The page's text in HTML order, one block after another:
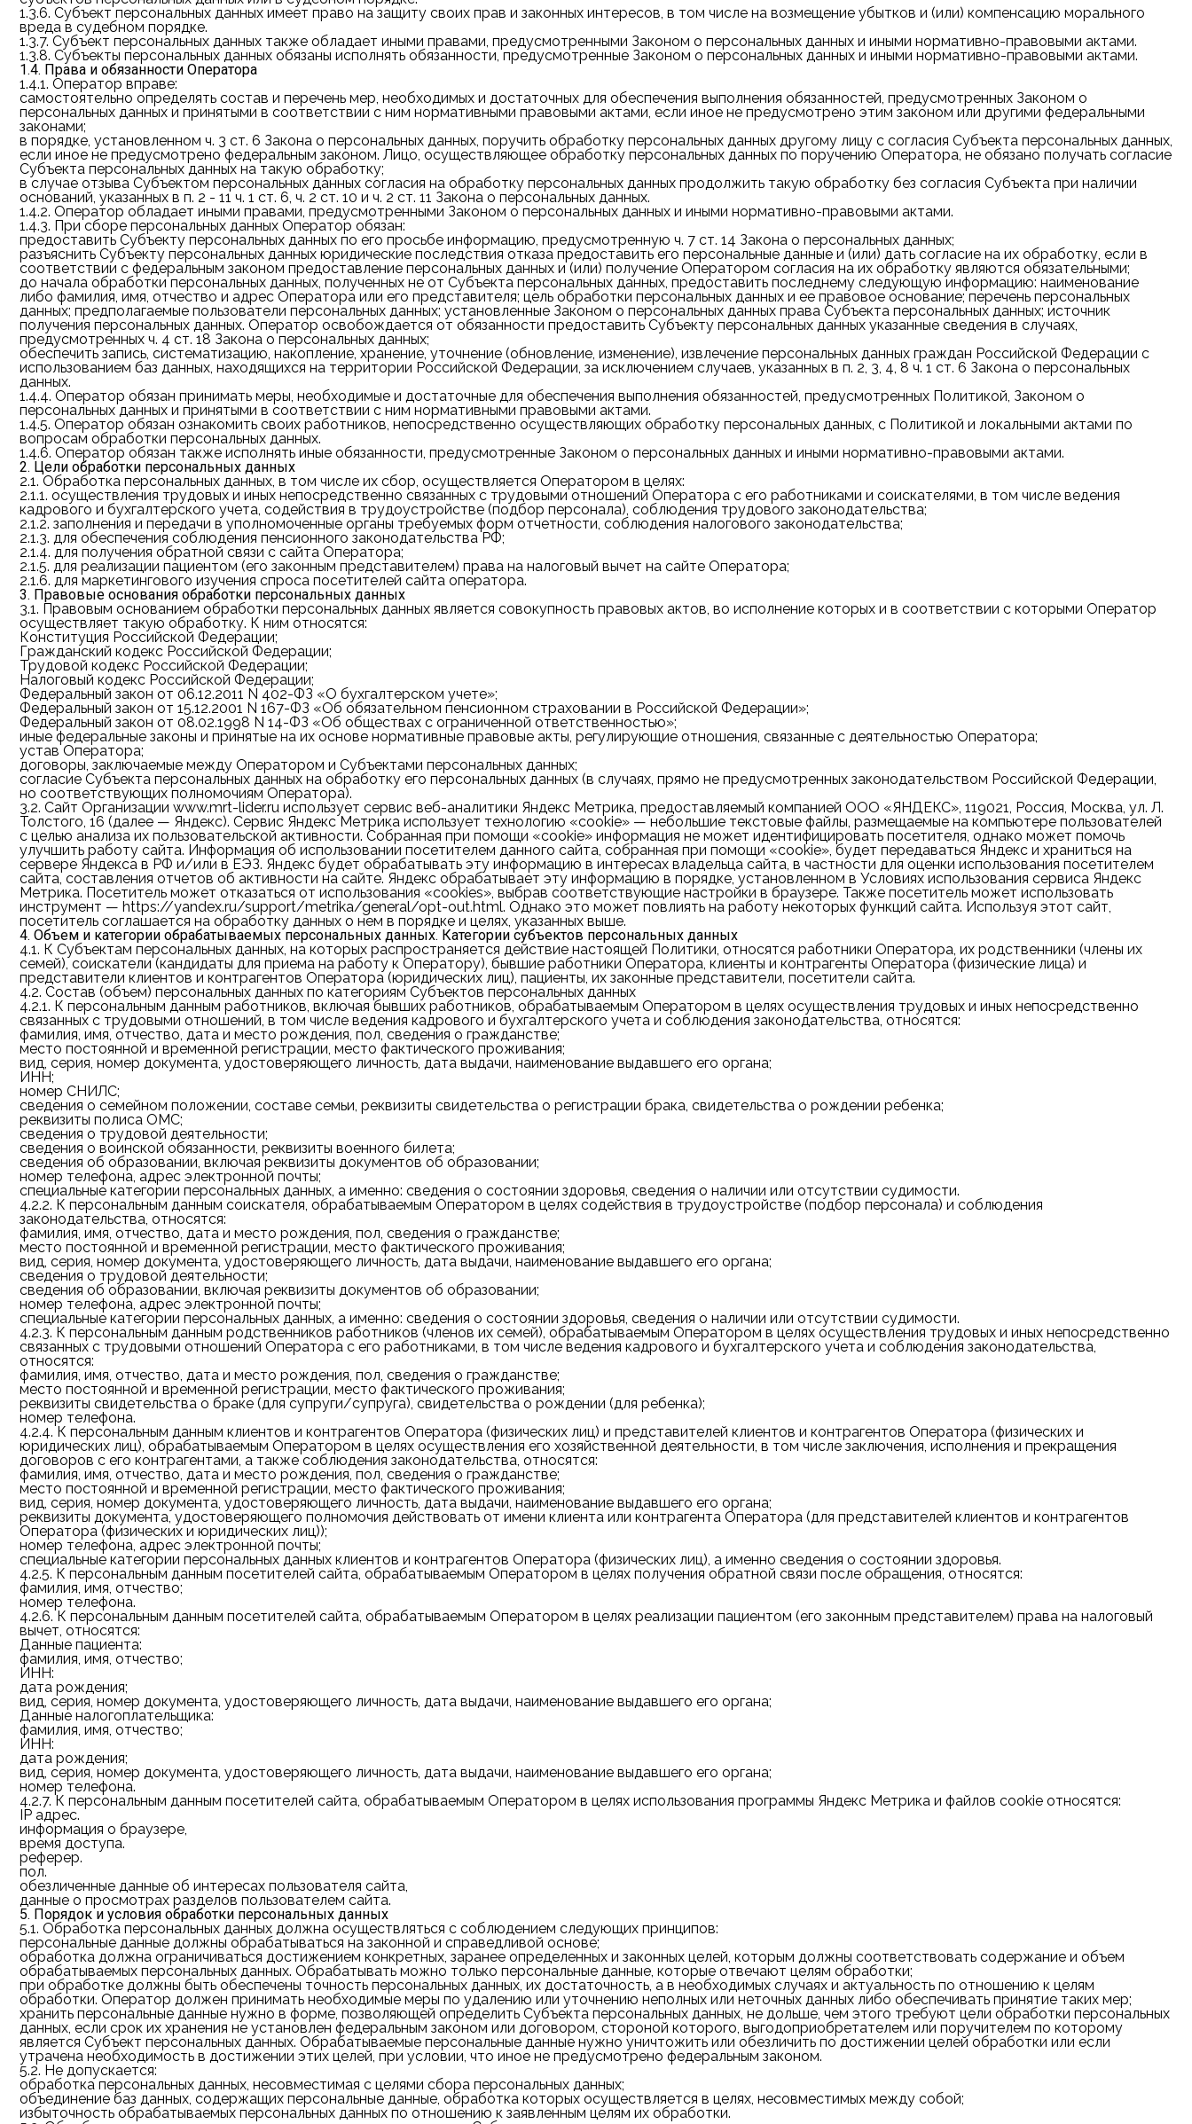
1.3.6. Субъект персональных данных имеет право на защиту своих прав и законных интересов, в том числе на возмещение убытков и (или) компенсацию морального
вреда в судебном порядке.
1.3.7. Субъект персональных данных также обладает иными правами, предусмотренными Законом о персональных данных и иными нормативно-правовыми актами.
1.3.8. Субъекты персональных данных обязаны исполнять обязанности, предусмотренные Законом о персональных данных и иными нормативно-правовыми актами.
1.4. Права и обязанности Оператора
1.4.1. Оператор вправе:
самостоятельно определять состав и перечень мер, необходимых и достаточных для обеспечения выполнения обязанностей, предусмотренных Законом о
персональных данных и принятыми в соответствии с ним нормативными правовыми актами, если иное не предусмотрено этим законом или другими федеральными
законами;
в порядке, установленном ч. 3 ст. 6 Закона о персональных данных, поручить обработку персональных данных другому лицу с согласия Субъекта персональных данных,
если иное не предусмотрено федеральным законом. Лицо, осуществляющее обработку персональных данных по поручению Оператора, не обязано получать согласие
Субъекта персональных данных на такую обработку;
в случае отзыва Субъектом персональных данных согласия на обработку персональных данных продолжить такую обработку без согласия Субъекта при наличии
оснований, указанных в п. 2 - 11 ч. 1 ст. 6, ч. 2 ст. 10 и ч. 2 ст. 11 Закона о персональных данных.
1.4.2. Оператор обладает иными правами, предусмотренными Законом о персональных данных и иными нормативно-правовыми актами.
1.4.3. При сборе персональных данных Оператор обязан:
предоставить Субъекту персональных данных по его просьбе информацию, предусмотренную ч. 7 ст. 14 Закона о персональных данных;
разъяснить Субъекту персональных данных юридические последствия отказа предоставить его персональные данные и (или) дать согласие на их обработку, если в
соответствии с федеральным законом предоставление персональных данных и (или) получение Оператором согласия на их обработку являются обязательными;
до начала обработки персональных данных, полученных не от Субъекта персональных данных, предоставить последнему следующую информацию: наименование
либо фамилия, имя, отчество и адрес Оператора или его представителя; цель обработки персональных данных и ее правовое основание; перечень персональных
данных; предполагаемые пользователи персональных данных; установленные Законом о персональных данных права Субъекта персональных данных; источник
получения персональных данных. Оператор освобождается от обязанности предоставить Субъекту персональных данных указанные сведения в случаях,
предусмотренных ч. 4 ст. 18 Закона о персональных данных;
обеспечить запись, систематизацию, накопление, хранение, уточнение (обновление, изменение), извлечение персональных данных граждан Российской Федерации с
использованием баз данных, находящихся на территории Российской Федерации, за исключением случаев, указанных в п. 2, 3, 4, 8 ч. 1 ст. 6 Закона о персональных
данных.
1.4.4. Оператор обязан принимать меры, необходимые и достаточные для обеспечения выполнения обязанностей, предусмотренных Политикой, Законом о
персональных данных и принятыми в соответствии с ним нормативными правовыми актами.
1.4.5. Оператор обязан ознакомить своих работников, непосредственно осуществляющих обработку персональных данных, с Политикой и локальными актами по
вопросам обработки персональных данных.
1.4.6. Оператор обязан также исполнять иные обязанности, предусмотренные Законом о персональных данных и иными нормативно-правовыми актами.
2. Цели обработки персональных данных
2.1. Обработка персональных данных, в том числе их сбор, осуществляется Оператором в целях:
2.1.1. осуществления трудовых и иных непосредственно связанных с трудовыми отношений Оператора с его работниками и соискателями, в том числе ведения
кадрового и бухгалтерского учета, содействия в трудоустройстве (подбор персонала), соблюдения трудового законодательства;
2.1.2. заполнения и передачи в уполномоченные органы требуемых форм отчетности, соблюдения налогового законодательства;
2.1.3. для обеспечения соблюдения пенсионного законодательства РФ;
2.1.4. для получения обратной связи с сайта Оператора;
2.1.5. для реализации пациентом (его законным представителем) права на налоговый вычет на сайте Оператора;
2.1.6. для маркетингового изучения спроса посетителей сайта оператора.
3. Правовые основания обработки персональных данных
3.1. Правовым основанием обработки персональных данных является совокупность правовых актов, во исполнение которых и в соответствии с которыми Оператор
осуществляет такую обработку. К ним относятся:
Конституция Российской Федерации;
Гражданский кодекс Российской Федерации;
Трудовой кодекс Российской Федерации;
Налоговый кодекс Российской Федерации;
Федеральный закон от 06.12.2011 N 402-ФЗ «О бухгалтерском учете»;
Федеральный закон от 15.12.2001 N 167-ФЗ «Об обязательном пенсионном страховании в Российской Федерации»;
Федеральный закон от 08.02.1998 N 14-ФЗ «Об обществах с ограниченной ответственностью»;
иные федеральные законы и принятые на их основе нормативные правовые акты, регулирующие отношения, связанные с деятельностью Оператора;
устав Оператора;
договоры, заключаемые между Оператором и Субъектами персональных данных;
согласие Субъекта персональных данных на обработку его персональных данных (в случаях, прямо не предусмотренных законодательством Российской Федерации,
но соответствующих полномочиям Оператора).
3.2. Сайт Организации www.mrt-lider.ru использует сервис веб-аналитики Яндекс Метрика, предоставляемый компанией ООО «ЯНДЕКС», 119021, Россия, Москва, ул. Л.
Толстого, 16 (далее — Яндекс). Сервис Яндекс Метрика использует технологию «cookie» — небольшие текстовые файлы, размещаемые на компьютере пользователей
с целью анализа их пользовательской активности. Собранная при помощи «cookie» информация не может идентифицировать посетителя, однако может помочь
улучшить работу сайта. Информация об использовании посетителем данного сайта, собранная при помощи «cookie», будет передаваться Яндекс и храниться на
сервере Яндекса в РФ и/или в ЕЭЗ. Яндекс будет обрабатывать эту информацию в интересах владельца сайта, в частности для оценки использования посетителем
сайта, составления отчетов об активности на сайте. Яндекс обрабатывает эту информацию в порядке, установленном в Условиях использования сервиса Яндекс
Метрика. Посетитель может отказаться от использования «cookies», выбрав соответствующие настройки в браузере. Также посетитель может использовать
инструмент — https://yandex.ru/support/metrika/general/opt-out.html. Однако это может повлиять на работу некоторых функций сайта. Используя этот сайт,
посетитель соглашается на обработку данных о нем в порядке и целях, указанных выше.
4. Объем и категории обрабатываемых персональных данных. Категории субъектов персональных данных
4.1. К Субъектам персональных данных, на которых распространяется действие настоящей Политики, относятся работники Оператора, их родственники (члены их
семей), соискатели (кандидаты для приема на работу к Оператору), бывшие работники Оператора, клиенты и контрагенты Оператора (физические лица) и
представители клиентов и контрагентов Оператора (юридических лиц), пациенты, их законные представители, посетители сайта.
4.2. Состав (объем) персональных данных по категориям Субъектов персональных данных
4.2.1. К персональным данным работников, включая бывших работников, обрабатываемым Оператором в целях осуществления трудовых и иных непосредственно
связанных с трудовыми отношений, в том числе ведения кадрового и бухгалтерского учета и соблюдения законодательства, относятся:
фамилия, имя, отчество, дата и место рождения, пол, сведения о гражданстве;
место постоянной и временной регистрации, место фактического проживания;
вид, серия, номер документа, удостоверяющего личность, дата выдачи, наименование выдавшего его органа;
ИНН;
номер СНИЛС;
сведения о семейном положении, составе семьи, реквизиты свидетельства о регистрации брака, свидетельства о рождении ребенка;
реквизиты полиса ОМС;
сведения о трудовой деятельности;
сведения о воинской обязанности, реквизиты военного билета;
сведения об образовании, включая реквизиты документов об образовании;
номер телефона, адрес электронной почты;
специальные категории персональных данных, а именно: сведения о состоянии здоровья, сведения о наличии или отсутствии судимости.
4.2.2. К персональным данным соискателя, обрабатываемым Оператором в целях содействия в трудоустройстве (подбор персонала) и соблюдения
законодательства, относятся:
фамилия, имя, отчество, дата и место рождения, пол, сведения о гражданстве;
место постоянной и временной регистрации, место фактического проживания;
вид, серия, номер документа, удостоверяющего личность, дата выдачи, наименование выдавшего его органа;
сведения о трудовой деятельности;
сведения об образовании, включая реквизиты документов об образовании;
номер телефона, адрес электронной почты;
специальные категории персональных данных, а именно: сведения о состоянии здоровья, сведения о наличии или отсутствии судимости.
4.2.3. К персональным данным родственников работников (членов их семей), обрабатываемым Оператором в целях осуществления трудовых и иных непосредственно
связанных с трудовыми отношений Оператора с его работниками, в том числе ведения кадрового и бухгалтерского учета и соблюдения законодательства,
относятся:
фамилия, имя, отчество, дата и место рождения, пол, сведения о гражданстве;
место постоянной и временной регистрации, место фактического проживания;
реквизиты свидетельства о браке (для супруги/супруга), свидетельства о рождении (для ребенка);
номер телефона.
4.2.4.К персональным данным клиентов и контрагентов Оператора (физических лиц) и представителей клиентов и контрагентов Оператора (физических и
юридических лиц), обрабатываемым Оператором в целях осуществления его хозяйственной деятельности, в том числе заключения, исполнения и прекращения
договоров с его контрагентами, а также соблюдения законодательства, относятся:
фамилия, имя, отчество, дата и место рождения, пол, сведения о гражданстве;
место постоянной и временной регистрации, место фактического проживания;
вид, серия, номер документа, удостоверяющего личность, дата выдачи, наименование выдавшего его органа;
реквизиты документа, удостоверяющего полномочия действовать от имени клиента или контрагента Оператора (для представителей клиентов и контрагентов
Оператора (физических и юридических лиц));
номер телефона, адрес электронной почты;
специальные категории персональных данных клиентов и контрагентов Оператора (физических лиц), а именно сведения о состоянии здоровья.
4.2.5. К персональным данным посетителей сайта, обрабатываемым Оператором в целях получения обратной связи после обращения, относятся:
фамилия, имя, отчество;
номер телефона.
4.2.6.К персональным данным посетителей сайта, обрабатываемым Оператором в целях реализации пациентом (его законным представителем) права на налоговый
вычет, относятся:
Данные пациента:
фамилия, имя, отчество;
ИНН:
дата рождения;
вид, серия, номер документа, удостоверяющего личность, дата выдачи, наименование выдавшего его органа;
Данные налогоплательщика:
фамилия, имя, отчество;
ИНН:
дата рождения;
вид, серия, номер документа, удостоверяющего личность, дата выдачи, наименование выдавшего его органа;
номер телефона.
4.2.7. К персональным данным посетителей сайта, обрабатываемым Оператором в целях использования программы Яндекс Метрика и файлов cookie относятся:
IP адрес.
информация о браузере,
время доступа.
реферер.
пол.
обезличенные данные об интересах пользователя сайта,
данные о просмотрах разделов пользователем сайта.
5. Порядок и условия обработки персональных данных
5.1. Обработка персональных данных должна осуществляться с соблюдением следующих принципов:
персональные данные должны обрабатываться на законной и справедливой основе;
обработка должна ограничиваться достижением конкретных, заранее определенных и законных целей, которым должны соответствовать содержание и объем
обрабатываемых персональных данных. Обрабатывать можно только персональные данные, которые отвечают целям обработки;
при обработке должны быть обеспечены точность персональных данных, их достаточность, а в необходимых случаях и актуальность по отношению к целям
обработки. Оператор должен принимать необходимые меры по удалению или уточнению неполных или неточных данных либо обеспечивать принятие таких мер;
хранить персональные данные нужно в форме, позволяющей определить Субъекта персональных данных, не дольше, чем этого требуют цели обработки персональных
данных, если срок их хранения не установлен федеральным законом или договором, стороной которого, выгодоприобретателем или поручителем по которому
является Субъект персональных данных. Обрабатываемые персональные данные нужно уничтожить или обезличить по достижении целей обработки или если
утрачена необходимость в достижении этих целей, при условии, что иное не предусмотрено федеральным законом.
5.2. Не допускается:
обработка персональных данных, несовместимая с целями сбора персональных данных;
объединение баз данных, содержащих персональные данные, обработка которых осуществляется в целях, несовместимых между собой;
избыточность обрабатываемых персональных данных по отношению к заявленным целям их обработки.